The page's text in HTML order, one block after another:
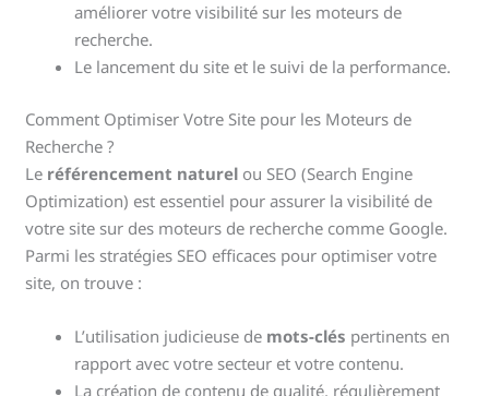
améliorer votre visibilité sur les moteurs de
recherche.
Le lancement du site et le suivi de la performance.
Comment Optimiser Votre Site pour les Moteurs de
Recherche ?
Le référencement naturel ou SEO (Search Engine
Optimization) est essentiel pour assurer la visibilité de
votre site sur des moteurs de recherche comme Google.
Parmi les stratégies SEO efficaces pour optimiser votre
site, on trouve :
L’utilisation judicieuse de mots-clés pertinents en
rapport avec votre secteur et votre contenu.
La création de contenu de qualité, régulièrement